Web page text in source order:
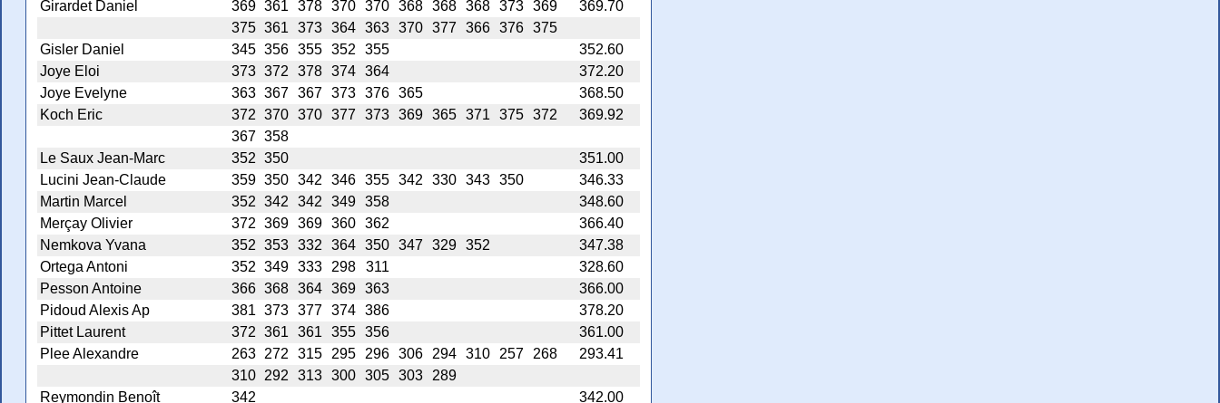
Girardet Daniel
369 361 378 370 370 368 368 368 373 369
369.70
375 361 373 364 363 370 377 366 376 375
Gisler Daniel
345 356 355 352 355
352.60
Joye Eloi
373 372 378 374 364
372.20
Joye Evelyne
363 367 367 373 376 365
368.50
Koch Eric
372 370 370 377 373 369 365 371 375 372
369.92
367 358
Le Saux Jean-Marc
352 350
351.00
Lucini Jean-Claude
359 350 342 346 355 342 330 343 350
346.33
Martin Marcel
352 342 342 349 358
348.60
Merçay Olivier
372 369 369 360 362
366.40
Nemkova Yvana
352 353 332 364 350 347 329 352
347.38
Ortega Antoni
352 349 333 298 311
328.60
Pesson Antoine
366 368 364 369 363
366.00
Pidoud Alexis Ap
381 373 377 374 386
378.20
Pittet Laurent
372 361 361 355 356
361.00
Plee Alexandre
263 272 315 295 296 306 294 310 257 268
293.41
310
292 313 300 305 303
289
Reymondin Benoît
342
342.00